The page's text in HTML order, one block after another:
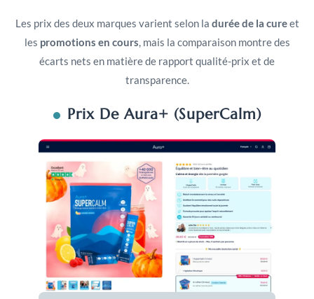
Les prix des deux marques varient selon la durée de la cureet
les promotions en cours, mais la comparaison montre des
écarts nets en matière de rapport qualité-prix et de
transparence.
Prix De Aura+ (SuperCalm)